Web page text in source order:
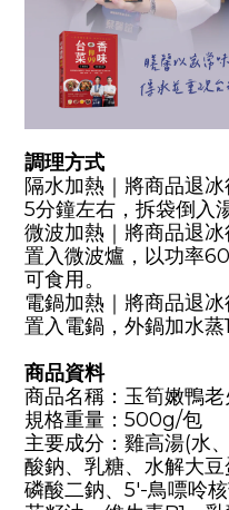
調理方式
隔水加熱｜將商品退
5分鐘左右，拆袋倒入
微波加熱｜將商品退
置入微波爐，以功率
可食用。
電鍋加熱｜將商品退
置入電鍋，外鍋加水蒸
商品資料
商品名稱：玉筍嫩鴨
規格重量：500g/包
主要成分：雞高湯(水
酸鈉、乳糖、水解大
磷酸二鈉、5'-鳥嘌呤